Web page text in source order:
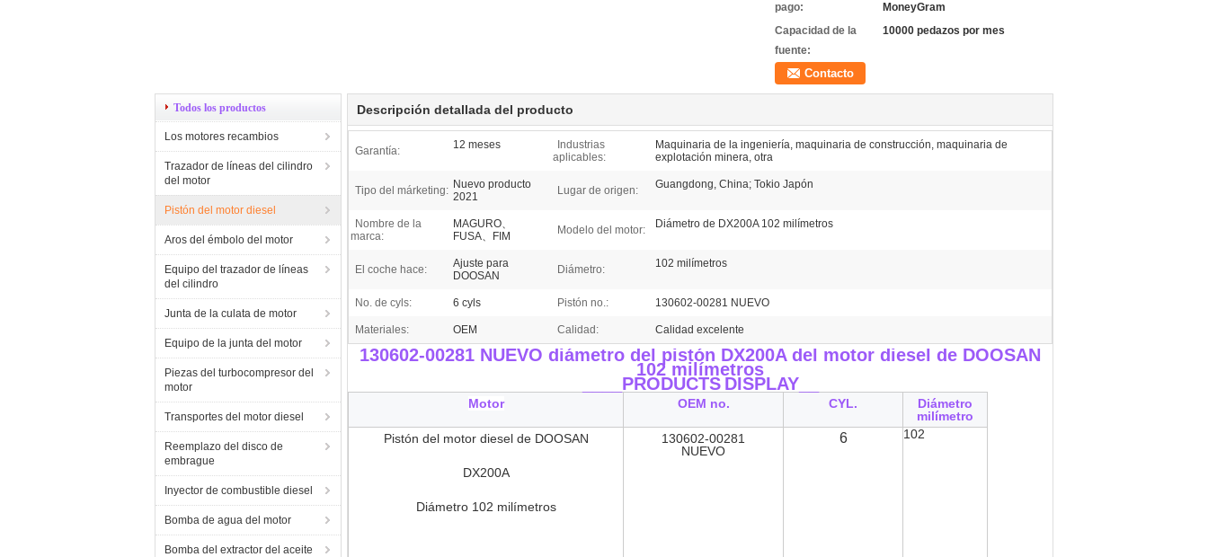
pago:
MoneyGram
Capacidad de la
fuente:
10000 pedazos por mes
Contacto
Todos los productos
Los motores recambios
Trazador de líneas del cilindro
del motor
Pistón del motor diesel
Aros del émbolo del motor
Equipo del trazador de líneas
del cilindro
Junta de la culata de motor
Equipo de la junta del motor
Piezas del turbocompresor del
motor
Transportes del motor diesel
Reemplazo del disco de
embrague
Inyector de combustible diesel
Bomba de agua del motor
Bomba del extractor del aceite
Descripción detallada del producto
Garantía: 12 meses
Industrias
aplicables:
Maquinaria de la ingeniería, maquinaria de construcción, maquinaria de
explotación minera, otra
Tipo del márketing: Nuevo producto
2021
Lugar de origen: Guangdong, China; Tokio Japón
Nombre de la
marca:
MAGURO、
FUSA、FIM
Modelo del motor: Diámetro de DX200A 102 milímetros
El coche hace:
Ajuste para
DOOSAN
Diámetro: 102 milímetros
No. de cyls: 6 cyls Pistón no.: 130602-00281 NUEVO
Materiales: OEM Calidad: Calidad excelente
130602-00281 NUEVO diámetro del pistón DX200A del motor diesel de DOOSAN
102 milímetros
____PRODUCTS DISPLAY__
Motor OEM no. CYL.
Diámetro
milímetro
Pistón del motor diesel de DOOSAN
DX200A
Diámetro 102 milímetros
130602-00281
NUEVO
6 102